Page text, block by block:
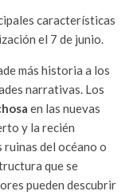
características
el 7 de junio.
más historia a los
narrativas. Los
en las nuevas
y la recién
ruinas del océano o
que se
pueden descubrir